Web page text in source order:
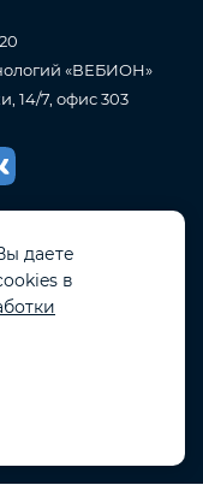
«ВЕБИОН»
14/7, офис 303
даете
в